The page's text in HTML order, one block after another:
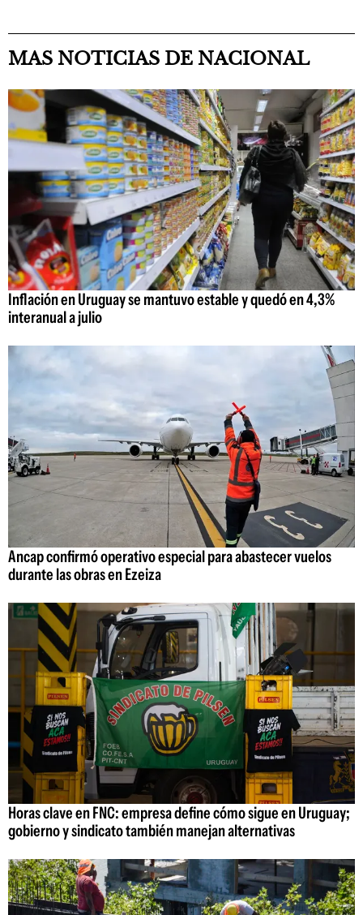
MAS NOTICIAS DE NACIONAL
Inflación en Uruguay se mantuvo estable y quedó en 4,3%
interanual a julio
Ancap confirmó operativo especial para abastecer vuelos
durante las obras en Ezeiza
Horas clave en FNC: empresa define cómo sigue en Uruguay;
gobierno y sindicato también manejan alternativas